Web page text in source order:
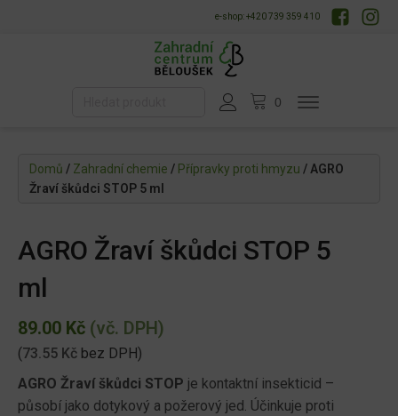
e-shop: +420 739 359 410
Domů / Zahradní chemie / Přípravky proti hmyzu / AGRO
Žraví škůdci STOP 5 ml
AGRO Žraví škůdci STOP 5
ml
89.00 Kč (vč. DPH)
(73.55 Kč bez DPH)
AGRO Žraví škůdci STOP je kontaktní insekticid –
působí jako dotykový a požerový jed. Účinkuje proti